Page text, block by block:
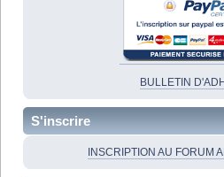
BULLETIN
S'inscrire
INSCRIPTION AU FORUM